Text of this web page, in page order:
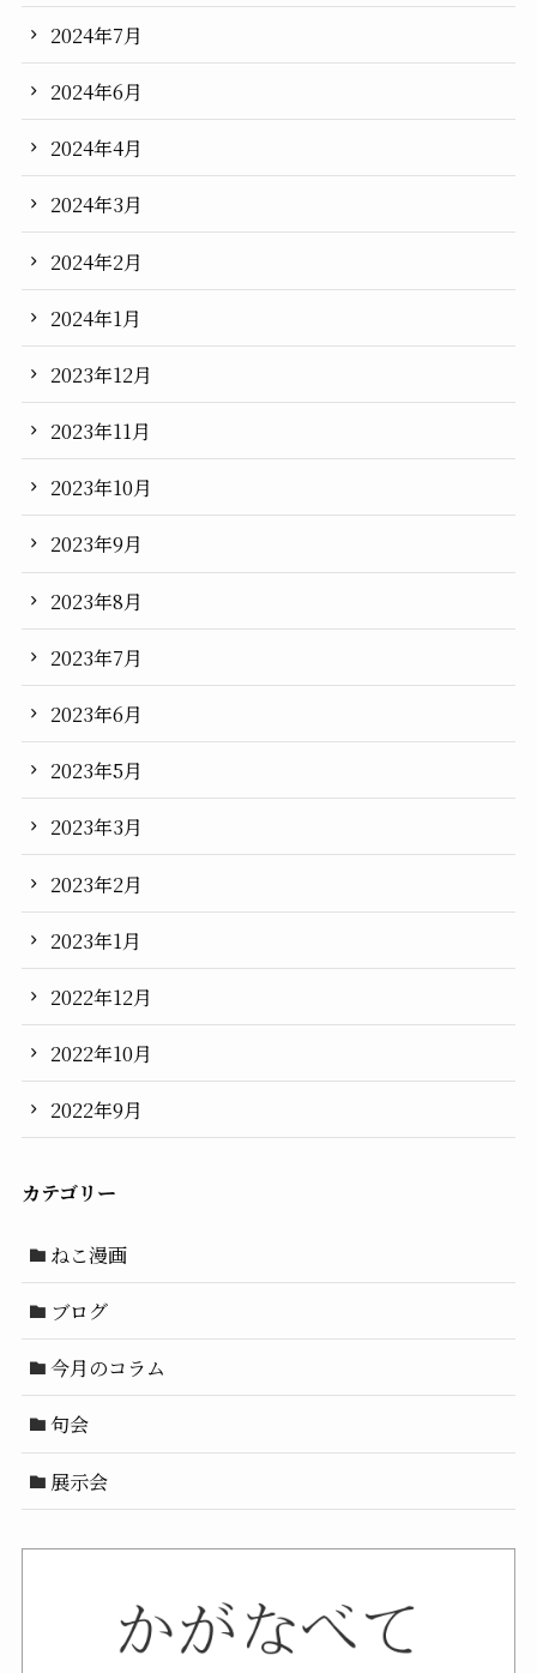
2024年7月
2024年6月
2024年4月
2024年3月
2024年2月
2024年1月
2023年12月
2023年11月
2023年10月
2023年9月
2023年8月
2023年7月
2023年6月
2023年5月
2023年3月
2023年2月
2023年1月
2022年12月
2022年10月
2022年9月
カテゴリー
ねこ漫画
ブログ
今月のコラム
句会
展示会